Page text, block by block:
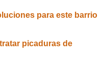
para este barrio
picaduras de